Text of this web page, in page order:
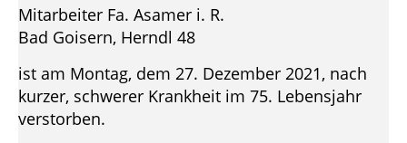
Mitarbeiter Fa. Asamer i. R.
Bad Goisern, Herndl 48
ist am Montag, dem 27. Dezember 2021, nach
kurzer, schwerer Krankheit im 75. Lebensjahr
verstorben.